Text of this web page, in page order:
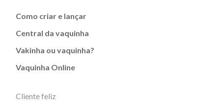
Como criar e lançar
Central da vaquinha
Vakinha ou vaquinha?
Vaquinha Online
Cliente feliz